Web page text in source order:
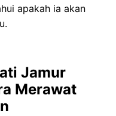
apakah ia akan
Jamur
Merawat